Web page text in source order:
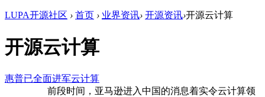
LUPA开源社区 › 首页 › 业界资讯› 开源资讯›开源云计算
开源云计算
惠普已全面进军云计算
前段时间，亚马逊进入中国的消息着实令云计算领